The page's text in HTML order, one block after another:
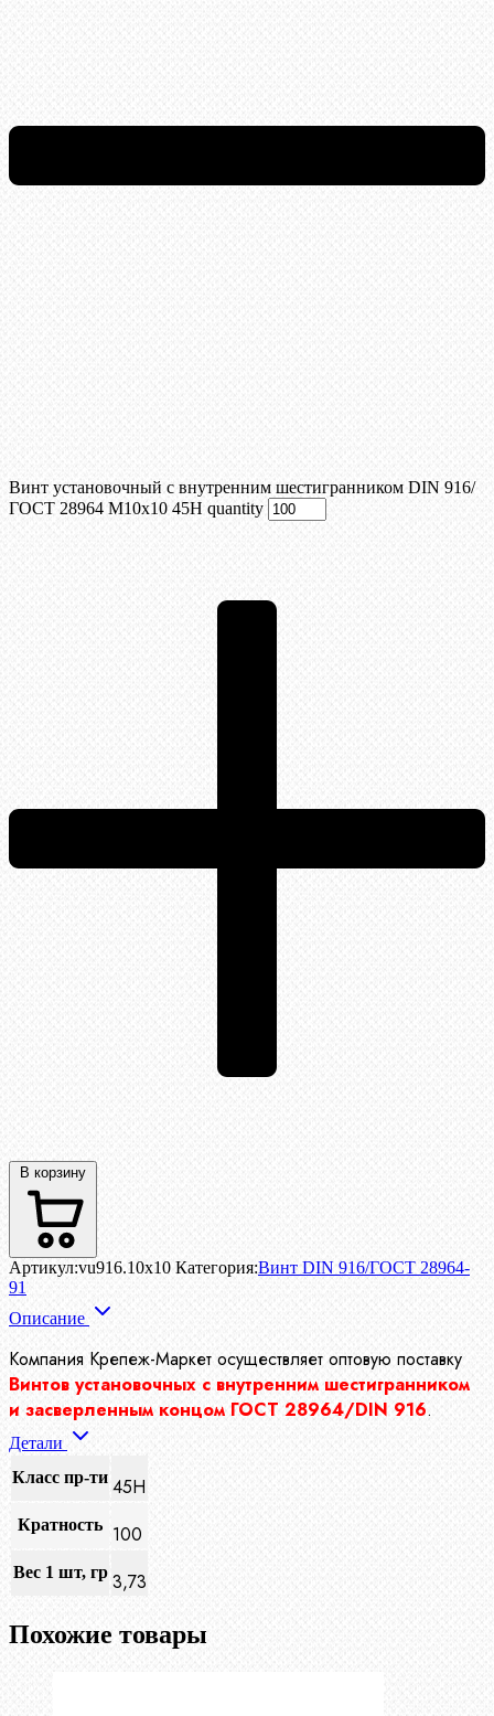
Винт установочный с внутренним шестигранником DIN 916/
ГОСТ 28964 М10x10 45Н quantity
В корзину
Артикул:vu916.10x10 Категория:Винт DIN 916/ГОСТ 28964-
91
Описание
Компания Крепеж-Маркет осуществляет оптовую поставку
Винтов установочных с внутренним шестигранником
и засверленным концом ГОСТ 28964/DIN 916.
Детали
Класс пр-ти 45Н
Кратность 100
Вес 1 шт, гр 3,73
Похожие товары